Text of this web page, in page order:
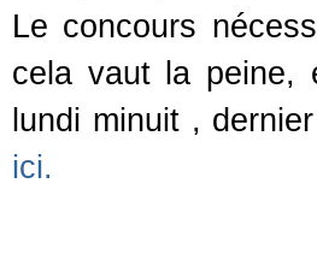
Le concours
cela vaut la peine,
lundi minuit ,
ici.